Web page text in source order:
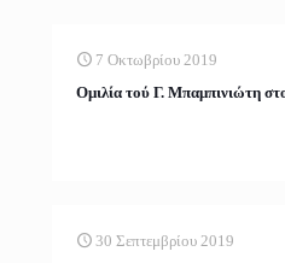
7 Οκτωβρίου 2019
Ομιλία τού Γ. Μπαμπινιώτη
30 Σεπτεμβρίου 2019